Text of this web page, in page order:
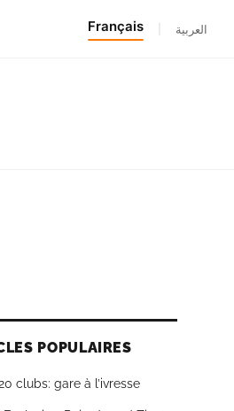
Français العربية
POPULAIRES
clubs: gare à l’ivresse